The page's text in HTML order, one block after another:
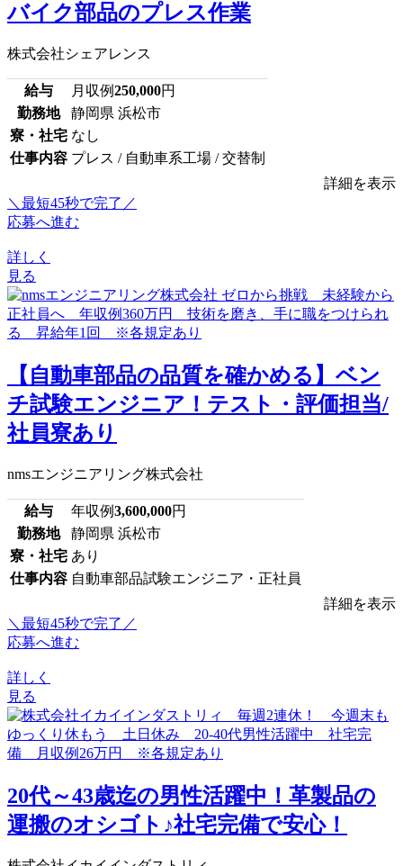
バイク部品のプレス作業
株式会社シェアレンス
給与 月収例250,000円
勤務地
静岡県 浜松市
寮・社宅 なし
仕事内容 プレス / 自動車系工場 / 交替制
詳細を表示
＼最短45秒で完了／
応募へ進む
詳しく
見る
【自動車部品の品質を確かめる】ベン
チ試験エンジニア！テスト・評価担当/
社員寮あり
nmsエンジニアリング株式会社
給与 年収例3,600,000円
勤務地
静岡県 浜松市
寮・社宅 あり
仕事内容 自動車部品試験エンジニア・正社員
詳細を表示
＼最短45秒で完了／
応募へ進む
詳しく
見る
20代～43歳迄の男性活躍中！革製品の
運搬のオシゴト♪社宅完備で安心！